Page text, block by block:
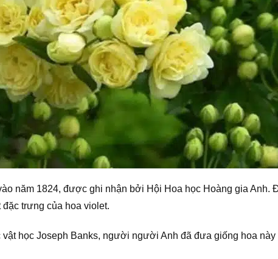
năm 1824, được ghi nhận bởi Hội Hoa học Hoàng gia Anh.
trưng của hoa violet.
học Joseph Banks, người người Anh đã đưa giống hoa